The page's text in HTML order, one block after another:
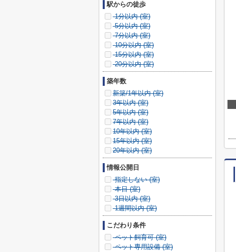
駅からの徒歩
1分以内 (室)
5分以内 (室)
7分以内 (室)
10分以内 (室)
15分以内 (室)
20分以内 (室)
築年数
新築/1年以内 (室)
3年以内 (室)
5年以内 (室)
7年以内 (室)
10年以内 (室)
15年以内 (室)
20年以内 (室)
情報公開日
指定しない (室)
本日 (室)
3日以内 (室)
1週間以内 (室)
こだわり条件
ペット飼育可 (室)
ペット専用設備 (室)